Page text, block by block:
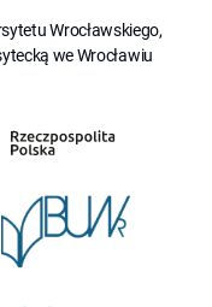
Wrocławskiego,
we Wrocławiu